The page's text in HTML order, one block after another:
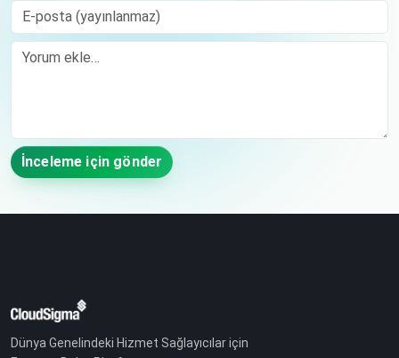
E-posta (yayınlanmaz)
Comment
İnceleme için gönder
Dünya Genelindeki Hizmet Sağlayıcılar için